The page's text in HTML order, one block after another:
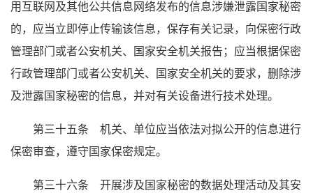
用互联网及其他公共信息网络发布的信息涉嫌泄露国家秘密
的，应当立即停止传输该信息，保存有关记录，向保密行政
管理部门或者公安机关、国家安全机关报告；应当根据保密
行政管理部门或者公安机关、国家安全机关的要求，删除涉
及泄露国家秘密的信息，并对有关设备进行技术处理。
第三十五条 机关、单位应当依法对拟公开的信息进行
保密审查，遵守国家保密规定。
第三十六条 开展涉及国家秘密的数据处理活动及其安